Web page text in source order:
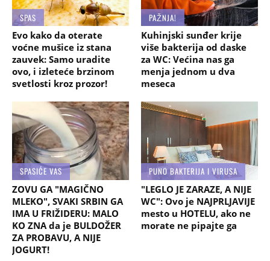
SPAS
Evo kako da oterate
voćne mušice iz stana
zauvek: Samo uradite
ovo, i izleteće brzinom
svetlosti kroz prozor!
PAŽNJA!
Kuhinjski sunđer krije
više bakterija od daske
za WC: Većina nas ga
menja jednom u dva
meseca
SPASIĆE VAS
ZOVU GA "MAGIČNO
MLEKO", SVAKI SRBIN GA
IMA U FRIŽIDERU: MALO
KO ZNA da je BULDOŽER
ZA PROBAVU, A NIJE
JOGURT!
PUNO BAKTERIJA I VIRUSA
"LEGLO JE ZARAZE, A NIJE
WC": Ovo je NAJPRLJAVIJE
mesto u HOTELU, ako ne
morate ne pipajte ga